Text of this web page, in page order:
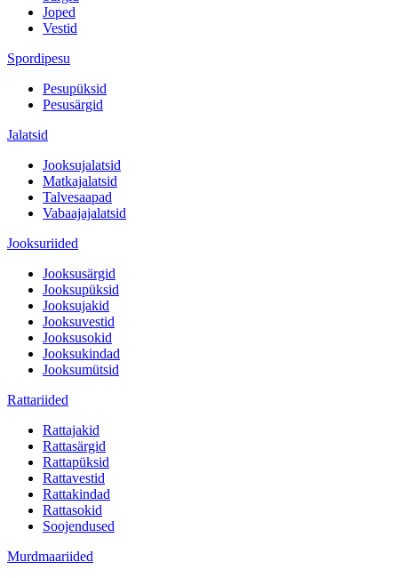
Joped
Vestid
Spordipesu
Pesupüksid
Pesusärgid
Jalatsid
Jooksujalatsid
Matkajalatsid
Talvesaapad
Vabaajajalatsid
Jooksuriided
Jooksusärgid
Jooksupüksid
Jooksujakid
Jooksuvestid
Jooksusokid
Jooksukindad
Jooksumütsid
Rattariided
Rattajakid
Rattasärgid
Rattapüksid
Rattavestid
Rattakindad
Rattasokid
Soojendused
Murdmaariided